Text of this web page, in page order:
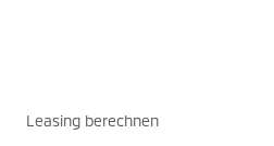
Leasing berechnen